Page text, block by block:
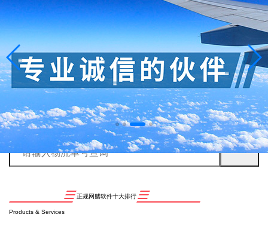
正规网赌软件十大排行
Products & Services